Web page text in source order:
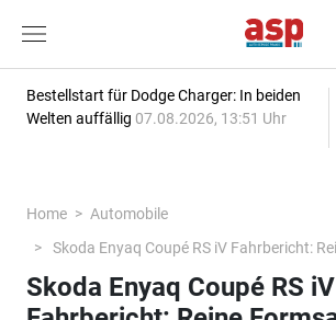
Bestellstart für Dodge Charger: In beiden
Welten auffällig 07.08.2026, 13:51 Uhr
Home
Automobile
Skoda Enyaq Coupé RS iV Fahrbericht:
Skoda Enyaq Coupé RS iV